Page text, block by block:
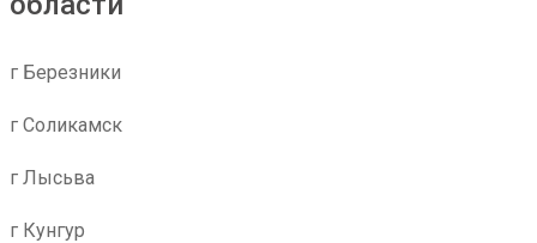
г Березники
г Соликамск
г Лысьва
г Кунгур